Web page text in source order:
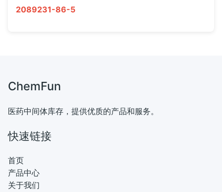
2089231-86-5
ChemFun
医药中间体库存，提供优质的产品和服务。
快速链接
首页
产品中心
关于我们